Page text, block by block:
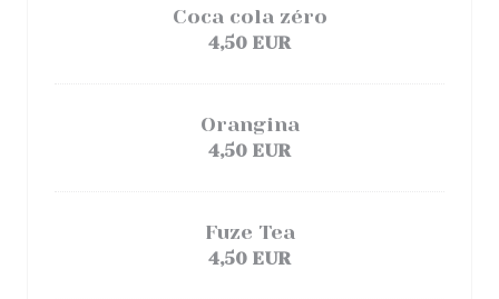
Coca cola zéro
4,50 EUR
Orangina
4,50 EUR
Fuze Tea
4,50 EUR